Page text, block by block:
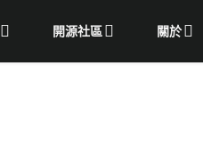
開源社區 關於